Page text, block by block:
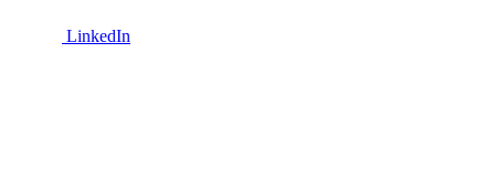
LinkedIn